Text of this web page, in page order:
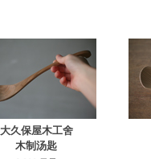
大久保屋木工舍
木制汤匙